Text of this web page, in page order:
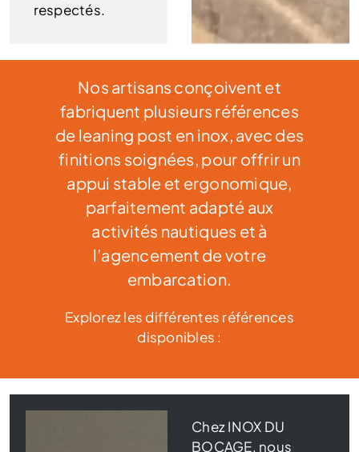
respectés.
Nos artisans conçoivent et
fabriquent plusieurs références
de leaning post en inox, avec des
finitions soignées, pour offrir un
appui stable et ergonomique,
parfaitement adapté aux
activités nautiques et à
l’agencement de votre
embarcation.
Explorez les différentes références
disponibles :
Chez INOX DU
BOCAGE, nous